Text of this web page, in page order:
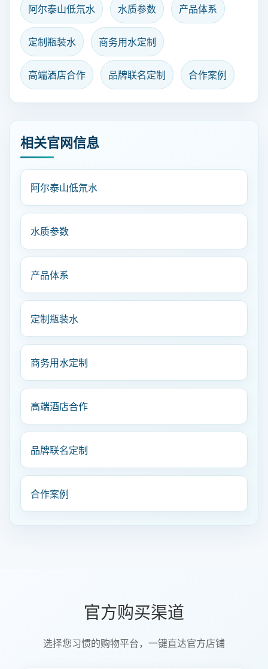
阿尔泰山低氘水 水质参数 产品体系
定制瓶装水 商务用水定制
高端酒店合作 品牌联名定制 合作案例
相关官网信息
阿尔泰山低氘水
水质参数
产品体系
定制瓶装水
商务用水定制
高端酒店合作
品牌联名定制
合作案例
官方购买渠道
选择您习惯的购物平台，一键直达官方店铺